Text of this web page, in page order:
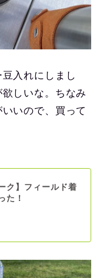
入れにしまし
しいな。ちなみ
いので、買って
ク】フィールド着
た！